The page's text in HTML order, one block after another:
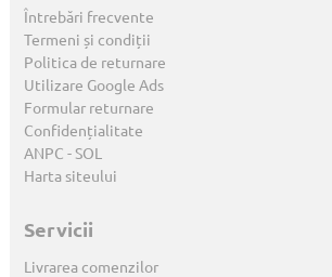
Întrebări frecvente
Termeni și condiții
Politica de returnare
Utilizare Google Ads
Formular returnare
Confidențialitate
ANPC -SOL
Harta siteului
Servicii
Livrarea comenzilor